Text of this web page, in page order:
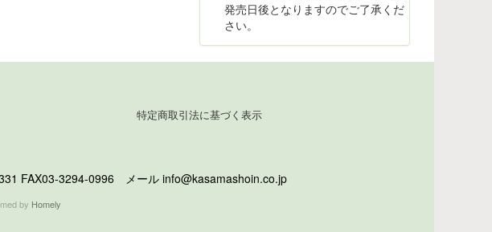
発売日後となりますのでご了承くだ
さい。
特定商取引法に基づく表示
FAX03-3294-0996 メール info@kasamashoin.co.jp
by Homely